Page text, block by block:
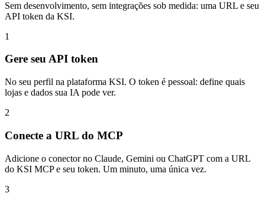
Sem desenvolvimento, sem integrações sob medida: uma URL e seu
API token da KSI.
1
Gere seu API token
No seu perfil na plataforma KSI. O token é pessoal: define quais
lojas e dados sua IA pode ver.
2
Conecte a URL do MCP
Adicione o conector no Claude, Gemini ou ChatGPT com a URL
do KSI MCP e seu token. Um minuto, uma única vez.
3